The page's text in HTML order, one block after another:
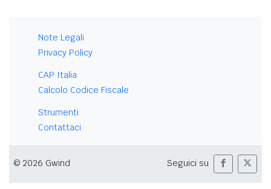
Note Legali
Privacy Policy
CAP Italia
Calcolo Codice Fiscale
Strumenti
Contattaci
© 2026 Gwind Seguici su